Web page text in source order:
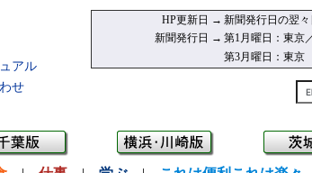
アル
せ
HP更新日 → 新聞発行日の翌
新聞発行日 → 第1月曜日：東京
第3月曜日：東京